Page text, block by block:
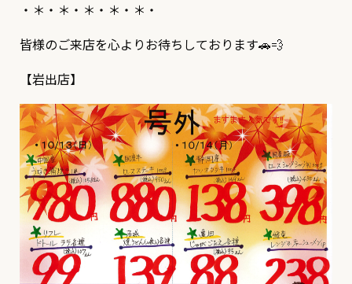
・＊・＊・＊・＊・＊・
皆様のご来店を心よりお待ちしております🚗💨
【岩出店】